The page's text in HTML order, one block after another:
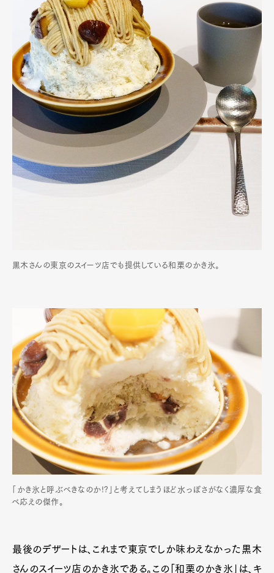
黒木さんの東京のスイーツ店でも提供している和栗のかき氷。
「かき氷と呼ぶべきなのか!?」と考えてしまうほど水っぽさがなく濃厚な食
べ応えの傑作。
最後のデザートは、これまで東京でしか味わえなかった黒木
さんのスイーツ店のかき氷である。この「和栗のかき氷」は、キ